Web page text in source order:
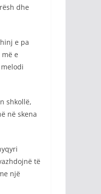
dhe
e pa
e
shkollë,
në skena
të
një